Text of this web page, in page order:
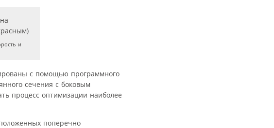
и
с помощью программного
сечения с боковым
процесс оптимизации наиболее
поперечно